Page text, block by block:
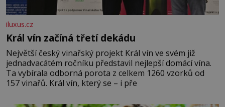
iluxus.cz
Král vín začíná třetí dekádu
Největší český vinařský projekt Král vín ve svém již
jednadvacátém ročníku představil nejlepší domácí vína.
Ta vybírala odborná porota z celkem 1260 vzorků od
157 vinařů. Král vín, který se – i pře